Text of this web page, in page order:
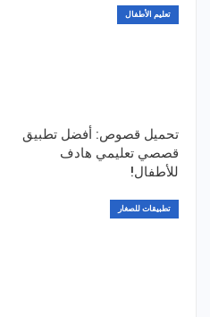
تعليم الأطفال
تحميل قصوص: أفضل تطبيق
قصصي تعليمي هادف
للأطفال!
تطبيقات للصغار